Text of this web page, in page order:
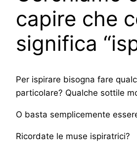
capire che
significa
Per ispirare bisogna fare
particolare? Qualche sottile
O basta semplicemente
Ricordate le muse ispiratrici?